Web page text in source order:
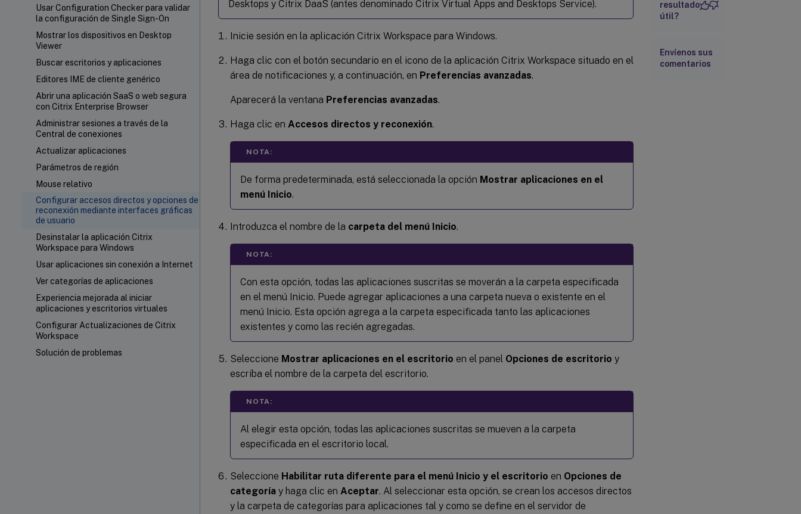
Usar Configuration Checker para validar
la configuración de Single Sign-On
Mostrar los dispositivos en Desktop
Viewer
Buscar escritorios y aplicaciones
Editores IME de cliente genérico
Abrir una aplicación SaaS o web segura
con Citrix Enterprise Browser
Administrar sesiones a través de la
Central de conexiones
Actualizar aplicaciones
Parámetros de región
Mouse relativo
Configurar accesos directos y opciones de
reconexión mediante interfaces gráficas
de usuario
Desinstalar la aplicación Citrix
Workspace para Windows
Usar aplicaciones sin conexión a Internet
Ver categorías de aplicaciones
Experiencia mejorada al iniciar
aplicaciones y escritorios virtuales
Configurar Actualizaciones de Citrix
Workspace
Solución de problemas
Desktops y Citrix DaaS (antes denominado Citrix Virtual Apps and Desktops Service).
Inicie sesión en la aplicación Citrix Workspace para Windows.
Haga clic con el botón secundario en el icono de la aplicación Citrix Workspace situado en el
área de notificaciones y, a continuación, en Preferencias avanzadas.
Aparecerá la ventana Preferencias avanzadas.
Haga clic en Accesos directos y reconexión.
NOTA:
De forma predeterminada, está seleccionada la opción Mostrar aplicaciones en el
menú Inicio.
Introduzca el nombre de la carpeta del menú Inicio.
NOTA:
Con esta opción, todas las aplicaciones suscritas se moverán a la carpeta especificada
en el menú Inicio. Puede agregar aplicaciones a una carpeta nueva o existente en el
menú Inicio. Esta opción agrega a la carpeta especificada tanto las aplicaciones
existentes y como las recién agregadas.
Seleccione Mostrar aplicaciones en el escritorio en el panel Opciones de escritorio y
escriba el nombre de la carpeta del escritorio.
NOTA:
Al elegir esta opción, todas las aplicaciones suscritas se mueven a la carpeta
especificada en el escritorio local.
Seleccione Habilitar ruta diferente para el menú Inicio y el escritorio en Opciones de
categoría y haga clic en Aceptar. Al seleccionar esta opción, se crean los accesos directos
y la carpeta de categorías para aplicaciones tal y como se define en el servidor de
resultado
útil?
Envíenos sus
comentarios